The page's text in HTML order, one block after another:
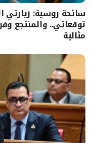
سائحة روسية: زيارتي
توقعاتي.. والمنتجع
مثالية